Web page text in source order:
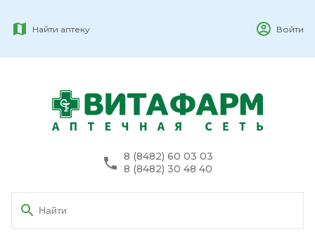
Найти аптеку Войти
8 (8482) 60 03 03
8 (8482) 30 48 40